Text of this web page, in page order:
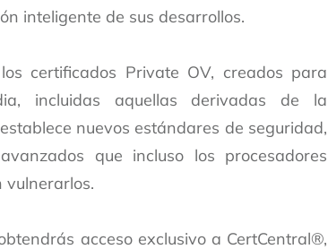
inteligente de sus desarrollos.
certificados Private OV, creados para
incluidas aquellas derivadas de la
nuevos estándares de seguridad,
que incluso los procesadores
vulnerarlos.
acceso exclusivo a CertCentral®,